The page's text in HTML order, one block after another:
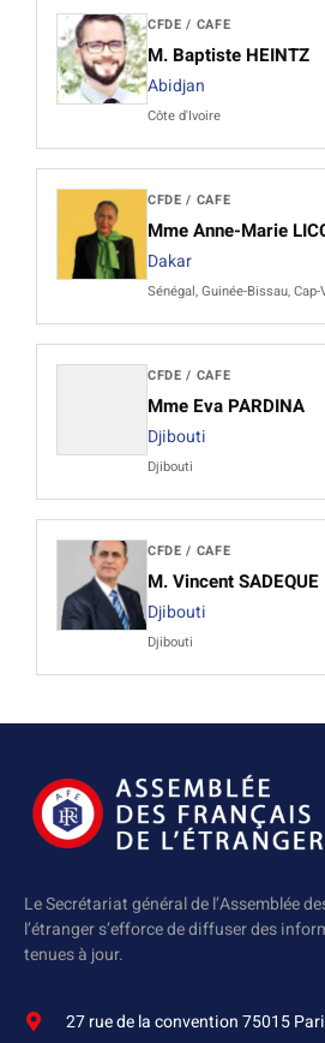
CFDE / CAFE
M. Baptiste HEINTZ
Abidjan
Côte d'Ivoire
CFDE / CAFE
Mme Anne-Marie
Dakar
Sénégal, Guinée-Bissau,
CFDE / CAFE
Mme Eva PARDINA
Djibouti
Djibouti
CFDE / CAFE
M. Vincent SADEQUE
Djibouti
Djibouti
Le Secrétariat général de l’Assemblée
l’étranger s’efforce de diffuser des
tenues à jour.
27 rue de la convention 75015